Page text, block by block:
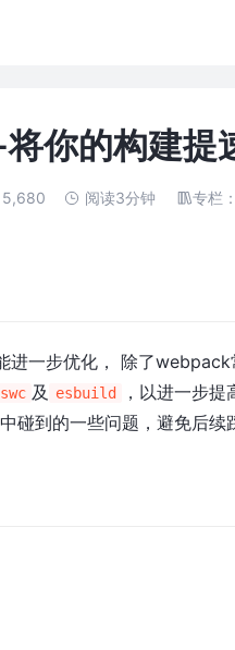
你的构建提
5,680 阅读3分钟 专栏：
进一步优化， 除了
swc 及 esbuild ，以进一步
碰到的一些问题，避免后续